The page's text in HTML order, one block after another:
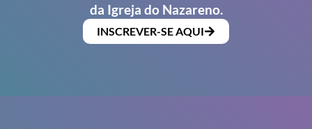
da Igreja do Nazareno.
INSCREVER-SE AQUI